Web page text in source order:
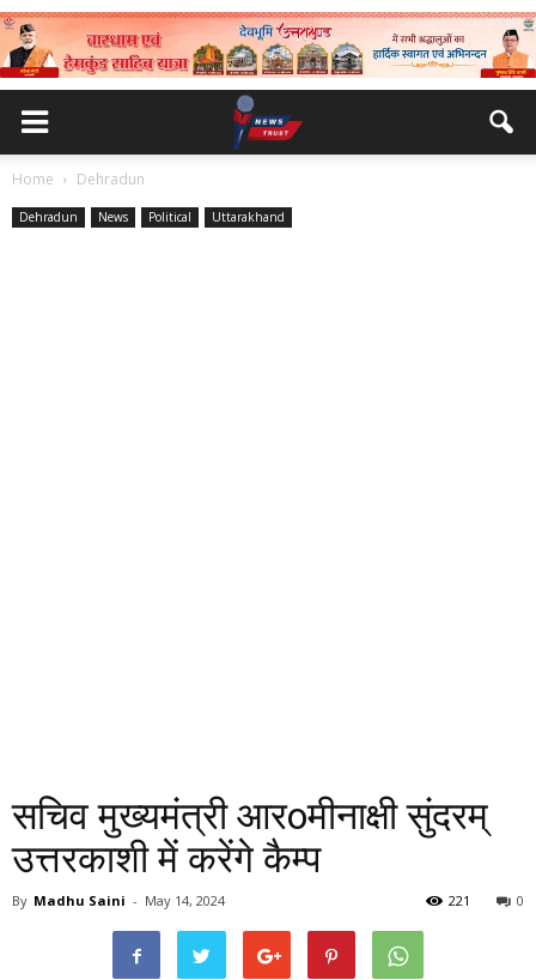
Home Dehradun
Dehradun News Political Uttarakhand
सचिव मुख्यमंत्री आरoमीनाक्षी सुंदरम्
उत्तरकाशी में करेंगे कैम्प
By Madhu Saini - May 14, 2024 0
221